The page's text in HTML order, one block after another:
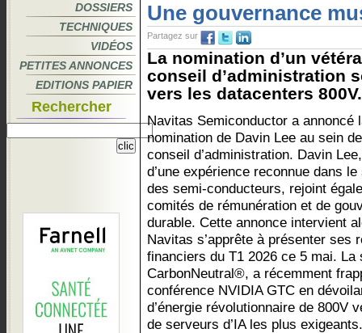
DOSSIERS
TECHNIQUES
VIDÉOS
PETITES ANNONCES
EDITIONS PAPIER
Rechercher
Une gouvernance
Partagez sur
La nomination d’un
conseil d’administration
vers les datacenters
Navitas Semiconductor a annoncé
nomination de Davin Lee au sein
conseil d’administration. Davin
d’une expérience reconnue dans
des semi-conducteurs, rejoint
comités de rémunération et de
durable. Cette annonce intervient
Navitas s’apprête à présenter ses
financiers du T1 2026 ce 5 mai.
CarbonNeutral®, a récemment
conférence NVIDIA GTC en
d’énergie révolutionnaire de 800V
de serveurs d’IA les plus exigeants.